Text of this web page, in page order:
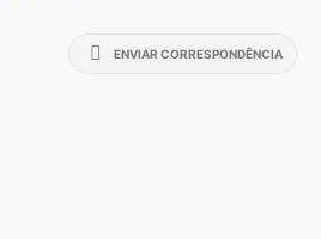
ENVIAR CORRESPONDÊNCIA